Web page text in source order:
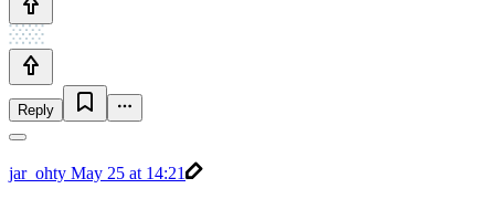
Reply
jar_ohty May 25 at 14:21